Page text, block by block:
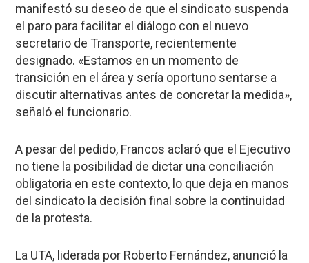
manifestó su deseo de que el sindicato suspenda
el paro para facilitar el diálogo con el nuevo
secretario de Transporte, recientemente
designado. «Estamos en un momento de
transición en el área y sería oportuno sentarse a
discutir alternativas antes de concretar la medida»,
señaló el funcionario.
A pesar del pedido, Francos aclaró que el Ejecutivo
no tiene la posibilidad de dictar una conciliación
obligatoria en este contexto, lo que deja en manos
del sindicato la decisión final sobre la continuidad
de la protesta.
La UTA, liderada por Roberto Fernández, anunció la